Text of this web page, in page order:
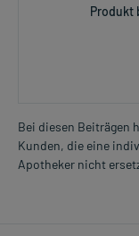
Produkt
Bei diesen Beiträgen
Kunden, die eine
Apotheker nicht